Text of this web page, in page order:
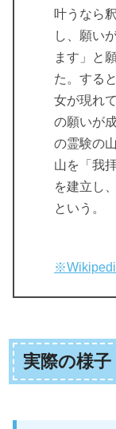
叶うなら
し、願い
ます」と
た。する
女が現れ
の願いが
の霊験の
山を「我
を建立し
という。
実際の様子